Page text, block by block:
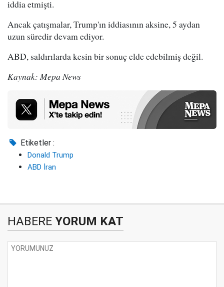
iddia etmişti.
Ancak çatışmalar, Trump'ın iddiasının aksine, 5 aydan
uzun süredir devam ediyor.
ABD, saldırılarda kesin bir sonuç elde edebilmiş değil.
Kaynak: Mepa News
Etiketler :
Donald Trump
ABD İran
HABERE YORUM KAT